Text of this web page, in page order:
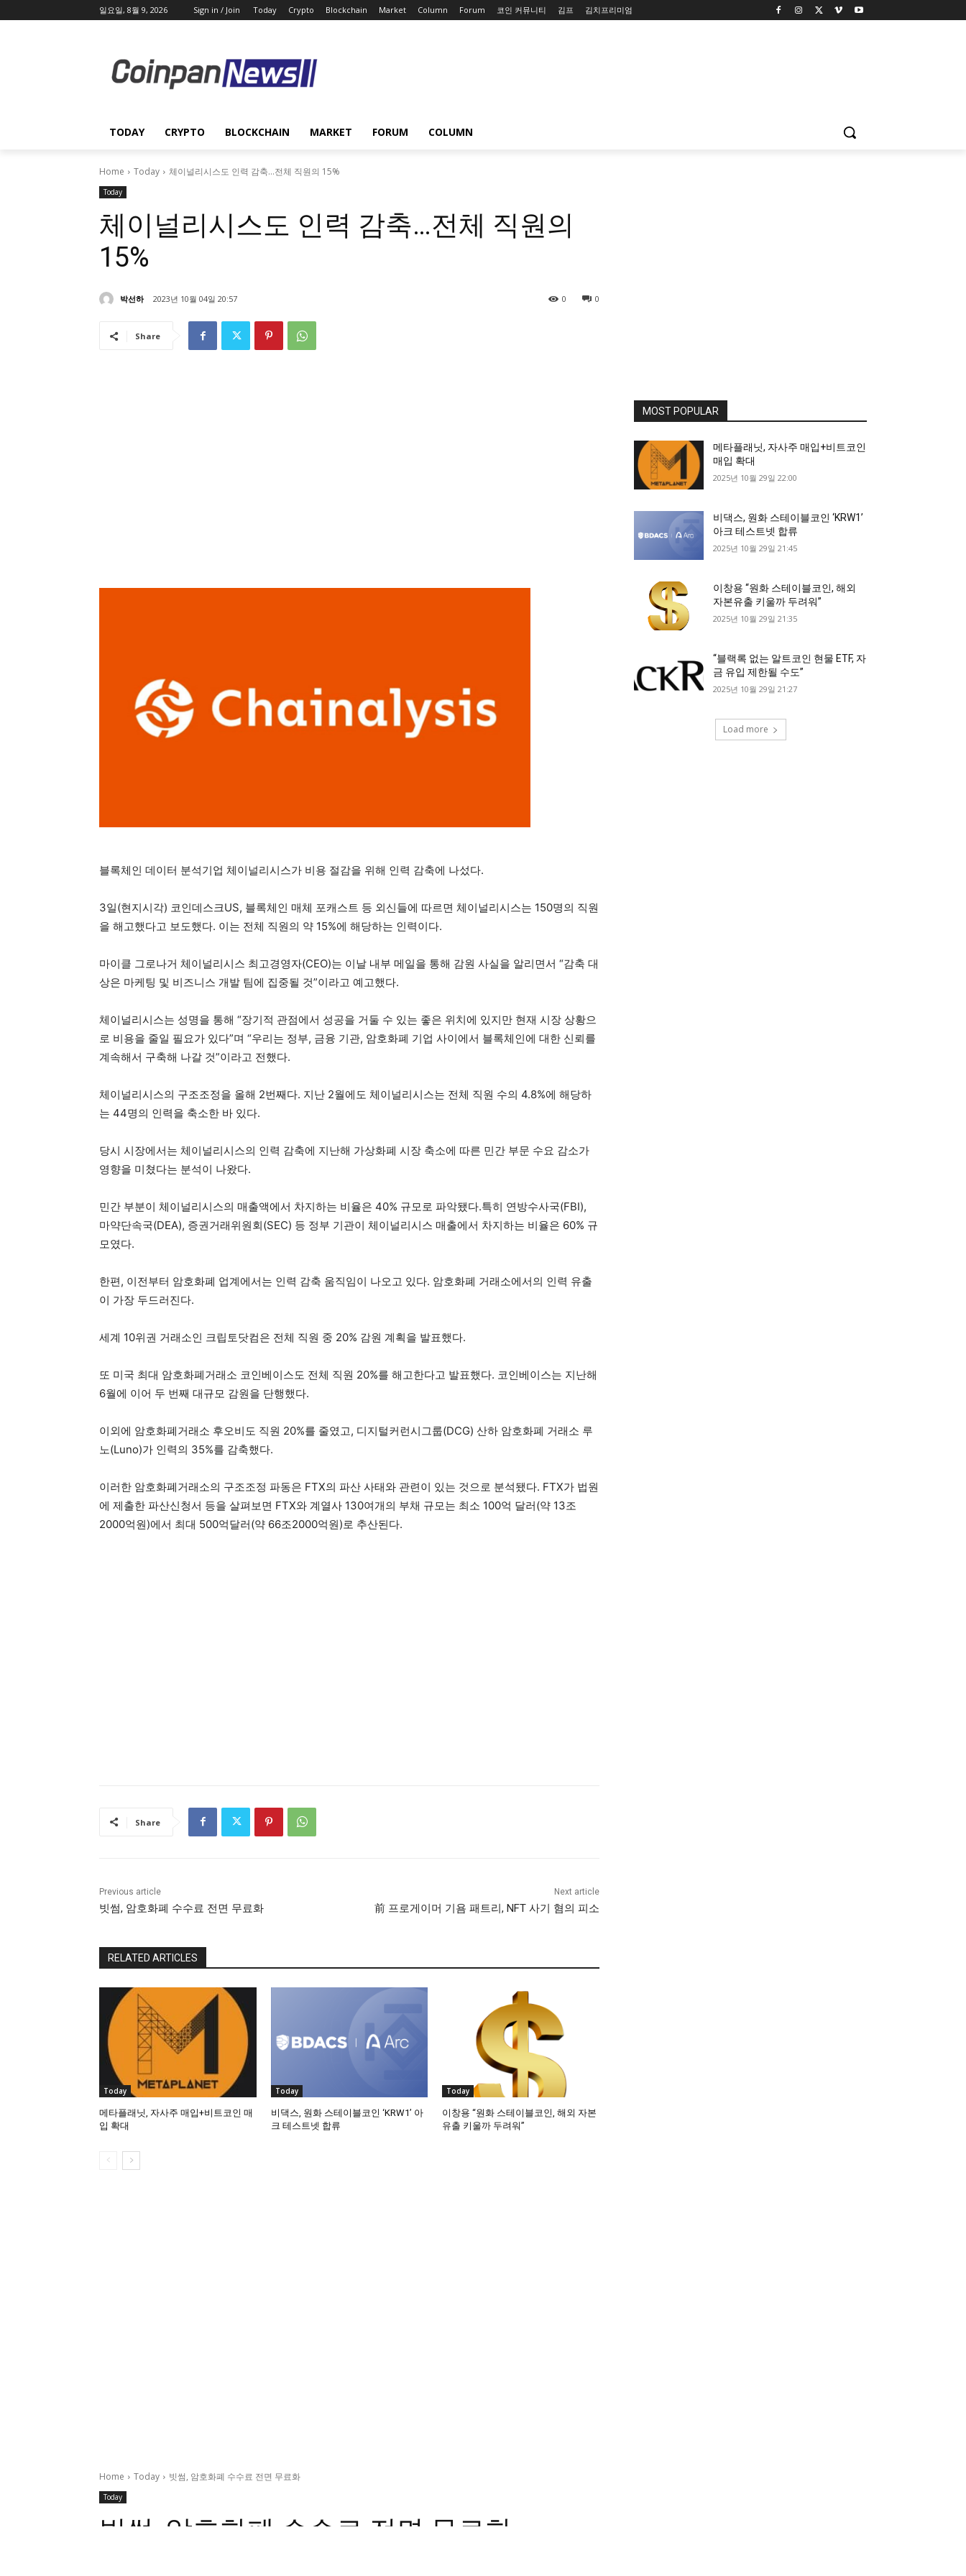
일요일, 8월 9, 2026 Sign in / Join Today Crypto Blockchain Market Column Forum 코인 커뮤니티 김프 김치프리미엄
TODAY CRYPTO BLOCKCHAIN MARKET FORUM COLUMN
Home Today 체이널리시스도 인력 감축…전체 직원의 15%
Today
체이널리시스도 인력 감축…전체 직원의
15%
박선하 2023년 10월 04일 20:57 0
0
Share
블록체인 데이터 분석기업 체이널리시스가 비용 절감을 위해 인력 감축에 나섰다.
3일(현지시각) 코인데스크US, 블록체인 매체 포캐스트 등 외신들에 따르면 체이널리시스는 150명의 직원
을 해고했다고 보도했다. 이는 전체 직원의 약 15%에 해당하는 인력이다.
마이클 그로나거 체이널리시스 최고경영자(CEO)는 이날 내부 메일을 통해 감원 사실을 알리면서 “감축 대
상은 마케팅 및 비즈니스 개발 팀에 집중될 것”이라고 예고했다.
체이널리시스는 성명을 통해 “장기적 관점에서 성공을 거둘 수 있는 좋은 위치에 있지만 현재 시장 상황으
로 비용을 줄일 필요가 있다”며 “우리는 정부, 금융 기관, 암호화폐 기업 사이에서 블록체인에 대한 신뢰를
계속해서 구축해 나갈 것”이라고 전했다.
체이널리시스의 구조조정을 올해 2번째다. 지난 2월에도 체이널리시스는 전체 직원 수의 4.8%에 해당하
는 44명의 인력을 축소한 바 있다.
당시 시장에서는 체이널리시스의 인력 감축에 지난해 가상화폐 시장 축소에 따른 민간 부문 수요 감소가
영향을 미쳤다는 분석이 나왔다.
민간 부분이 체이널리시스의 매출액에서 차지하는 비율은 40% 규모로 파악됐다.특히 연방수사국(FBI),
마약단속국(DEA), 증권거래위원회(SEC) 등 정부 기관이 체이널리시스 매출에서 차지하는 비율은 60% 규
모였다.
한편, 이전부터 암호화폐 업계에서는 인력 감축 움직임이 나오고 있다. 암호화폐 거래소에서의 인력 유출
이 가장 두드러진다.
세계 10위권 거래소인 크립토닷컴은 전체 직원 중 20% 감원 계획을 발표했다.
또 미국 최대 암호화폐거래소 코인베이스도 전체 직원 20%를 해고한다고 발표했다. 코인베이스는 지난해
6월에 이어 두 번째 대규모 감원을 단행했다.
이외에 암호화폐거래소 후오비도 직원 20%를 줄였고, 디지털커런시그룹(DCG) 산하 암호화폐 거래소 루
노(Luno)가 인력의 35%를 감축했다.
이러한 암호화폐거래소의 구조조정 파동은 FTX의 파산 사태와 관련이 있는 것으로 분석됐다. FTX가 법원
에 제출한 파산신청서 등을 살펴보면 FTX와 계열사 130여개의 부채 규모는 최소 100억 달러(약 13조
2000억원)에서 최대 500억달러(약 66조2000억원)로 추산된다.
Share
Previous article
빗썸, 암호화폐 수수료 전면 무료화
Next article
前 프로게이머 기욤 패트리, NFT 사기 혐의 피소
RELATED ARTICLES
Today
메타플래닛, 자사주 매입+비트코인 매
입 확대
Today
비댁스, 원화 스테이블코인 ‘KRW1’ 아
크 테스트넷 합류
Today
이창용 “원화 스테이블코인, 해외 자본
유출 키울까 두려워”
MOST POPULAR
메타플래닛, 자사주 매입+비트코인
매입 확대
2025년 10월 29일 22:00
비댁스, 원화 스테이블코인 ‘KRW1’
아크 테스트넷 합류
2025년 10월 29일 21:45
이창용 “원화 스테이블코인, 해외
자본유출 키울까 두려워”
2025년 10월 29일 21:35
“블랙록 없는 알트코인 현물 ETF, 자
금 유입 제한될 수도”
2025년 10월 29일 21:27
Load more